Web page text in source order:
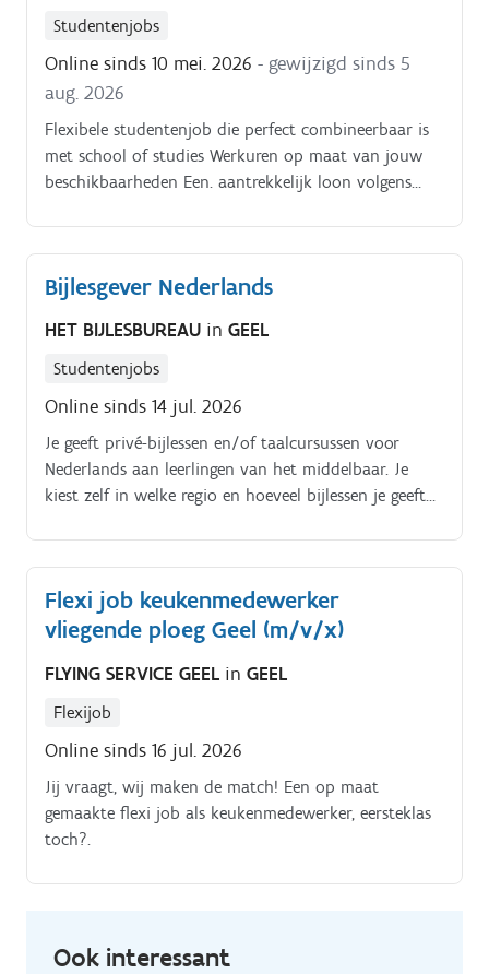
Studentenjobs
Online sinds 10 mei. 2026 - gewijzigd sinds 5
aug. 2026
Flexibele studentenjob die perfect combineerbaar is
met school of studies Werkuren op maat van jouw
beschikbaarheden Een. aantrekkelijk loon volgens
Geel helemaal aan het juiste adres!.
Bijlesgever Nederlands
HET BIJLESBUREAU in GEEL
Studentenjobs
Online sinds 14 jul. 2026
Je geeft privé-bijlessen en/of taalcursussen voor
Nederlands aan leerlingen van het middelbaar. Je
kiest zelf in welke regio en hoeveel bijlessen je geeft
Flexi job keukenmedewerker
vliegende ploeg Geel (m/v/x)
FLYING SERVICE GEEL in GEEL
Flexijob
Online sinds 16 jul. 2026
Jij vraagt, wij maken de match! Een op maat
gemaakte flexi job als keukenmedewerker, eersteklas
toch?.
Ook interessant